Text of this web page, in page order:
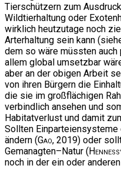
Tierschützern zum
Wildtierhaltung oder
wirklich heutzutage noch
Arterhaltung sein kann
dem so wäre müssten
allem global umsetzbar
aber an der obigen Arbeit
von ihren Bürgern die
die sie im großflächigen
verbindlich ansehen und
Habitatverlust und damit
Sollten
ändern (Gao, 2019) oder
Gemanagten–Natur (
noch in der ein oder